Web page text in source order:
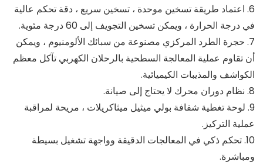
6. اعتماد طريقة تسخين موحدة ، تسخين سريع ، دقة تحكم عالية
في درجة الحرارة ، ويمكن تسخين التجويف إلى 60 درجة مئوية.
7. حجرة الطرد المركزي مصنوعة من سبائك الألومنيوم ، ويمكن
أن تقاوم عملية المعالجة السطحية بالرحلان الكهربي تآكل معظم
الكواشف والمذيبات الكيميائية.
8. نظام دوران محرك لا يحتاج إلى صيانة.
9. لوحة تغطية شفافة بولي ميثيل ميثاكريلات ، مريحة لمراقبة
عملية التركيز.
10. تحكم ذكي في المعالجات الدقيقة وواجهة تشغيل بسيطة
ومباشرة.